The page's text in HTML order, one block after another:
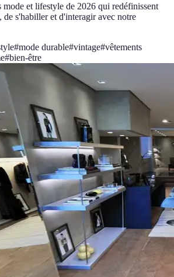
mode et lifestyle de 2026 qui redéfinissent
de s'habiller et d'interagir avec notre
#mode durable#vintage#vêtements
#bien-être